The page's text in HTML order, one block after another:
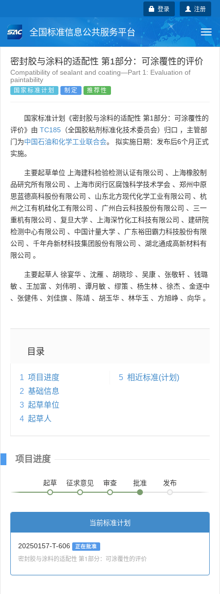
注册
登录
全国标准信息公共服务平台
国家标准 行业标准 地方标准
团体标准
密封胶与涂料的适配性 第1部分：可涂覆性的评价
Compatibility of sealant and coating—Part 1: Evaluation of
paintability
国家标准计划 制定 推荐性
国家标准计划《密封胶与涂料的适配性 第1部分：可涂覆性的
评价》由 TC185 （全国胶粘剂标准化技术委员会）归口 ，主管部
门为中国石油和化学工业联合会。 拟实施日期：发布后6个月正式
实施。
主要起草单位 上海建科检验检测认证有限公司 、
上海橡胶制
品研究所有限公司 、 上海市闵行区腐蚀科学技术学会 、 郑州中原
思蓝德高科股份有限公司 、 山东北方现代化学工业有限公司 、 杭
州之江有机硅化工有限公司 、 广州白云科技股份有限公司 、 三一
重机有限公司 、 复旦大学 、 上海深竹化工科技有限公司 、 建研院
检测中心有限公司 、 中国计量大学 、 广东裕田霸力科技股份有限
公司 、 千年舟新材科技集团股份有限公司 、 湖北通成高新材料有
限公司 。
主要起草人 徐宴华 、 沈雁 、 胡晓珍 、 吴康 、 张敬轩 、 钱璐
敏 、 王加富 、 刘伟明 、 谭月敏 、 缪策 、 杨生林 、 徐杰 、 金逐中
、 张健伟 、 刘佳旗 、 陈靖 、 胡玉华 、 林华玉 、 方旭峥 、 向华 。
目录
1 项目进度
2 基础信息
3 起草单位
4 起草人
5 相近标准(计划)
项目进度
起草 征求意见 审查 批准 发布
当前标准计划
20250157-T-606 正在批准
密封胶与涂料的适配性 第1部分：可涂覆性的评价